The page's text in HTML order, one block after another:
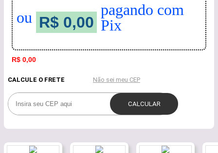
ou R$ 0,00
pagando com
Pix
R$ 0,00